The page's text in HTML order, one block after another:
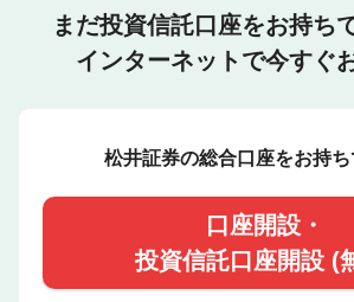
まだ投資信託口座をお持ち
インターネットで今すぐ
松井証券の総合口座をお持
口座開設・
投資信託口座開設 (